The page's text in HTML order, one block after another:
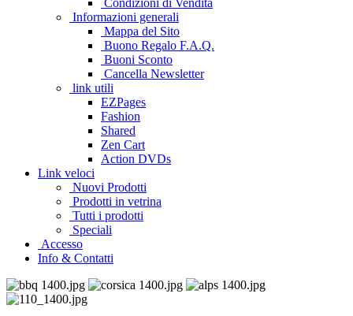
Condizioni di Vendita
Informazioni generali
Mappa del Sito
Buono Regalo F.A.Q.
Buoni Sconto
Cancella Newsletter
link utili
EZPages
Fashion
Shared
Zen Cart
Action DVDs
Link veloci
Nuovi Prodotti
Prodotti in vetrina
Tutti i prodotti
Speciali
Accesso
Info & Contatti